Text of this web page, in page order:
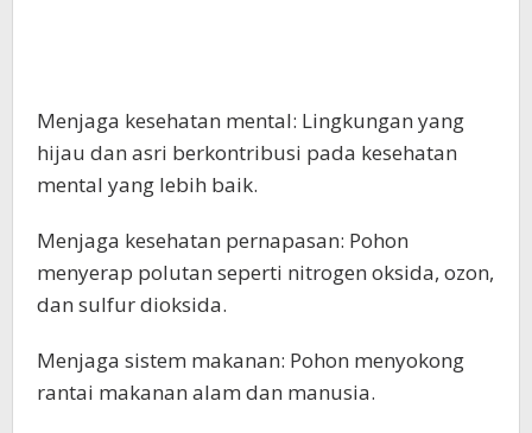
Menjaga kesehatan mental: Lingkungan yang
hijau dan asri berkontribusi pada kesehatan
mental yang lebih baik.
Menjaga kesehatan pernapasan: Pohon
menyerap polutan seperti nitrogen oksida, ozon,
dan sulfur dioksida.
Menjaga sistem makanan: Pohon menyokong
rantai makanan alam dan manusia.